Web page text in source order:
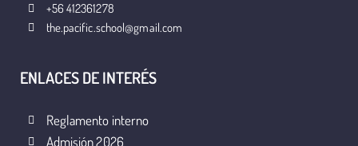
+56 412361278
the.pacific.school@gmail.com
ENLACES DE INTERÉS
Reglamento interno
Admisión 2026